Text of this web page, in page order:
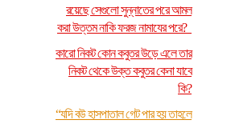
রয়েছে সেগুলো সুন্নাতের পরে আমল
করা উত্তম নাকি ফরজ নামাযের পরে?
কারো নিকট কোন কবুতর উড়ে এলে তার
নিকট থেকে উক্ত কবুতর কেনা যাবে
কি?
“যদি বউ হাসপাতাল গেট পার হয় তাহলে